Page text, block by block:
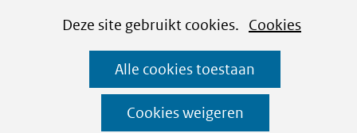
CookiesDeze site gebruikt cookies. Cookies
Alle cookies toestaan
Cookies weigeren
Ga
naar
de
inhoud